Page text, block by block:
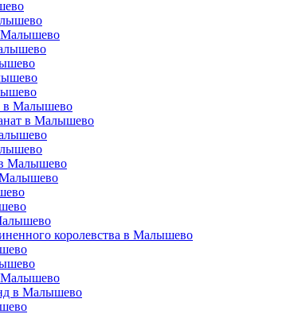
Малышево
в Малышево
в Малышево
Малышево
королевства в Малышево
Малышево
в Малышево